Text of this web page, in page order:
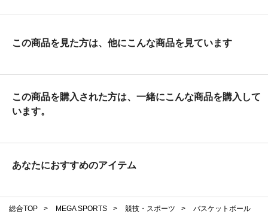
この商品を見た方は、他にこんな商品を見ています
この商品を購入された方は、一緒にこんな商品を購入して
います。
あなたにおすすめのアイテム
総合TOP > MEGA SPORTS > 競技・スポーツ >
バスケットボール